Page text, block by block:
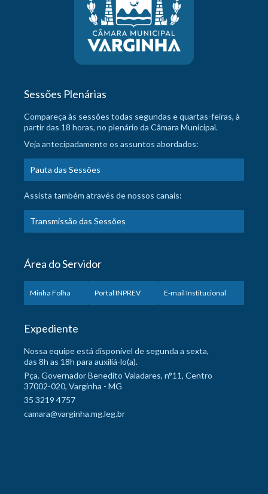
Sessões Plenárias
Compareça às sessões todas segundas e quartas-feiras, à
partir das 18 horas, no plenário da Câmara Municipal.
Veja antecipadamente os assuntos abordados:
Pauta das Sessões
Assista também através de nossos canais:
Transmissão das Sessões
Área do Servidor
Minha Folha Portal INPREV E-mail Institucional
Expediente
Nossa equipe está disponível de segunda a sexta,
das 8h as 18h para auxiliá-lo(a).
Pça. Governador Benedito Valadares, n°11, Centro
37002-020, Varginha - MG
35 3219 4757
camara@varginha.mg.leg.br